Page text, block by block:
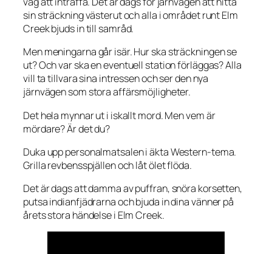
sin sträckning västerut och alla i området runt Elm
Creek bjuds in till samråd.
Men meningarna går isär. Hur ska sträckningen se
ut? Och var ska en eventuell station förläggas? Alla
vill ta tillvara sina intressen och ser den nya
järnvägen som stora affärsmöjligheter.
Det hela mynnar ut i iskallt mord. Men vem är
mördare? Är det du?
Duka upp personalmatsalen i äkta Western-tema.
Grilla revbensspjällen och låt ölet flöda.
Det är dags att damma av puffran, snöra korsetten,
putsa indianfjädrarna och bjuda in dina vänner på
årets stora händelse i Elm Creek.